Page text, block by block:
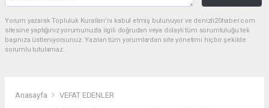
Yorum yazarak Topluluk Kuralları’nı kabul etmiş bulunuyor ve denizli20haber.com
sitesine yaptığınız yorumunuzla ilgili doğrudan veya dolaylı tüm sorumluluğu tek
başınıza üstleniyorsunuz. Yazılan tüm yorumlardan site yönetimi hiçbir şekilde
sorumlu tutulamaz.
Anasayfa VEFAT EDENLER